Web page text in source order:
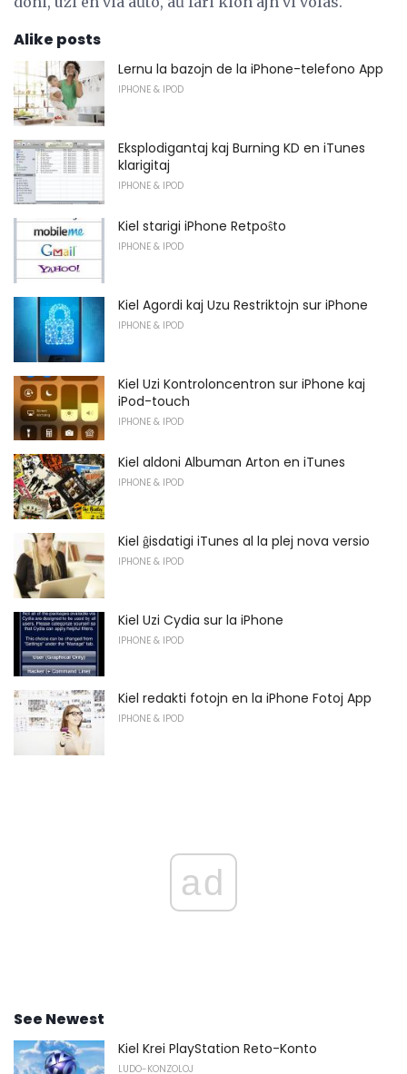
Alike posts
Lernu la bazojn de la iPhone-telefono App
IPHONE & IPOD
Eksplodigantaj kaj Burning KD en iTunes
klarigitaj
IPHONE & IPOD
Kiel starigi iPhone Retpoŝto
IPHONE & IPOD
Kiel Agordi kaj Uzu Restriktojn sur iPhone
IPHONE & IPOD
Kiel Uzi Kontroloncentron sur iPhone kaj
iPod-touch
IPHONE & IPOD
Kiel aldoni Albuman Arton en iTunes
IPHONE & IPOD
Kiel ĝisdatigi iTunes al la plej nova versio
IPHONE & IPOD
Kiel Uzi Cydia sur la iPhone
IPHONE & IPOD
Kiel redakti fotojn en la iPhone Fotoj App
IPHONE & IPOD
ad
See Newest
Kiel Krei PlayStation Reto-Konto
LUDO-KONZOLOJ